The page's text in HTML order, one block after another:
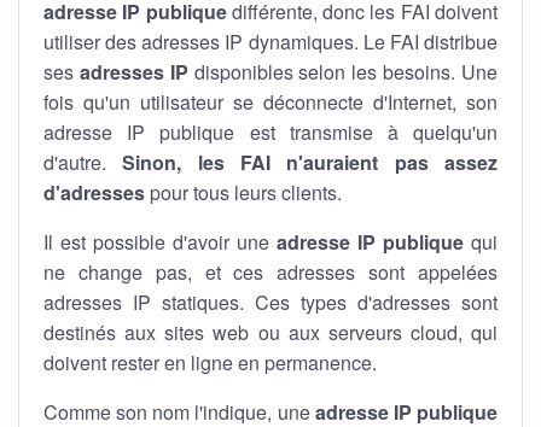
adresse IP publiquedifférente, donc les FAI doivent
utiliser des adresses IP dynamiques. Le FAI distribue
ses adresses IP disponibles selon les besoins. Une
fois qu'un utilisateur se déconnecte d'Internet, son
adresse IP publique est transmise à quelqu'un
d'autre.Sinon, les FAI n'auraient pas assez
d'adresses pour tous leurs clients.
Il est possible d'avoir une adresse IP publique qui
ne change pas, et ces adresses sont appelées
adresses IP statiques. Ces types d'adresses sont
destinés aux sites web ou aux serveurs cloud, qui
doivent rester en ligne en permanence.
Comme son nom l'indique, uneadresse IP publique